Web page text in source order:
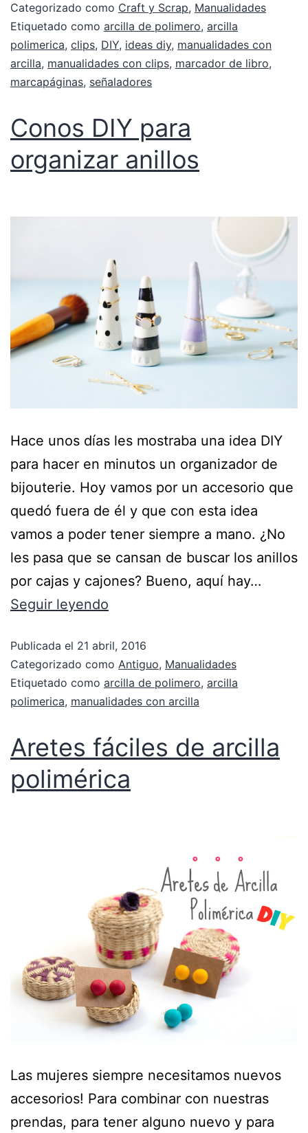
Categorizado como Craft y Scrap, Manualidades
Etiquetado como arcilla de polimero, arcilla
polimerica, clips, DIY, ideas diy, manualidades con
arcilla, manualidades con clips, marcador de libro,
marcapáginas, señaladores
Conos DIY para
organizar anillos
Hace unos días les mostraba una idea DIY
para hacer en minutos un organizador de
bijouterie. Hoy vamos por un accesorio que
quedó fuera de él y que con esta idea
vamos a poder tener siempre a mano. ¿No
les pasa que se cansan de buscar los anillos
por cajas y cajones? Bueno, aquí hay…
Seguir leyendo
Publicada el 21 abril, 2016
Categorizado como Antiguo, Manualidades
Etiquetado como arcilla de polimero, arcilla
polimerica, manualidades con arcilla
Aretes fáciles de arcilla
polimérica
Las mujeres siempre necesitamos nuevos
accesorios! Para combinar con nuestras
prendas, para tener alguno nuevo y para